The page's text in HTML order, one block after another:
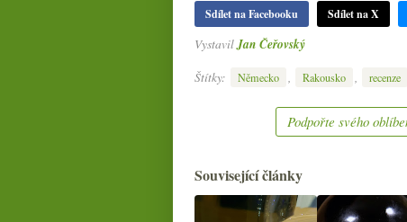
Sdílet na Facebooku Sdílet na X
VystavilJan Čeřovský
Štítky:
Německo Rakousko recenze
Podpořte svého
Související články